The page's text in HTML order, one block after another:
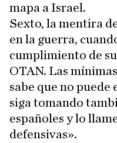
mapa a Israel.
Sexto, la mentira
en la guerra,
cumplimiento de
OTAN. Las
sabe que no
siga tomando
españoles y lo
defensivas».